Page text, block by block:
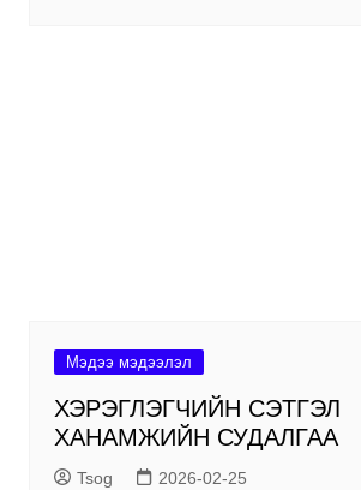
Мэдээ мэдээлэл
ХЭРЭГЛЭГЧИЙН СЭТГЭЛ
ХАНАМЖИЙН СУДАЛГАА
Tsog 2026-02-25